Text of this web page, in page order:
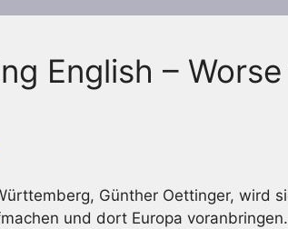
English –
Günther Oettinger, wird
und dort Europa